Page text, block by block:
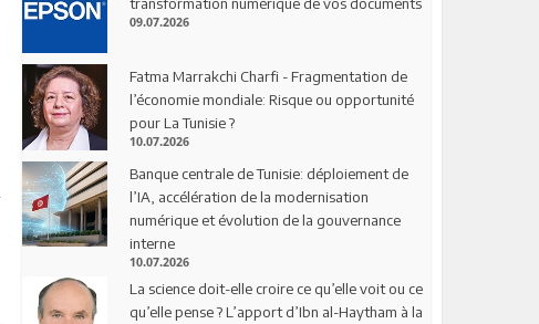
09.07.2026
Fatma Marrakchi Charfi - Fragmentation de
l’économie mondiale: Risque ou opportunité
pour La Tunisie ?
10.07.2026
Banque centrale de Tunisie: déploiement de
l’IA, accélération de la modernisation
numérique et évolution de la gouvernance
interne
10.07.2026
La science doit-elle croire ce qu’elle voit ou ce
qu’elle pense ? L’apport d’Ibn al-Haytham à la